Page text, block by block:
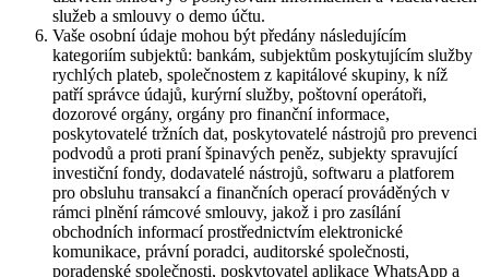
služeb a smlouvy o demo účtu.
Vaše osobní údaje mohou být předány následujícím
kategoriím subjektů: bankám, subjektům poskytujícím služby
rychlých plateb, společnostem z kapitálové skupiny, k níž
patří správce údajů, kurýrní služby, poštovní operátoři,
dozorové orgány, orgány pro finanční informace,
poskytovatelé tržních dat, poskytovatelé nástrojů pro prevenci
podvodů a proti praní špinavých peněz, subjekty spravující
investiční fondy, dodavatelé nástrojů, softwaru a platforem
pro obsluhu transakcí a finančních operací prováděných v
rámci plnění rámcové smlouvy, jakož i pro zasílání
obchodních informací prostřednictvím elektronické
komunikace, právní poradci, auditorské společnosti,
poradenské společnosti, poskytovatel aplikace WhatsApp a